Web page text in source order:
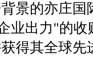
景的亦庄
业出力"的
得其全球